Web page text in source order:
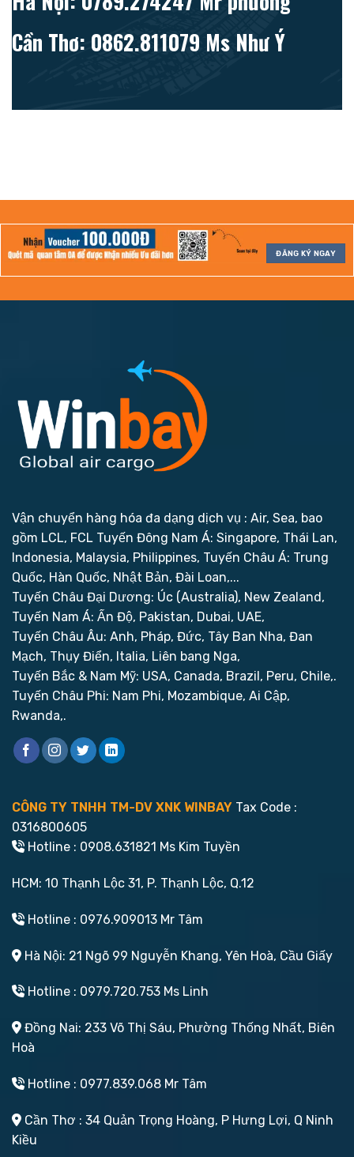
Cần Thơ: 0862.811079 Ms Như Ý
ĐĂNG KÝ NGAY
Vận chuyển hàng hóa đa dạng dịch vụ : Air, Sea, bao
gồm LCL, FCL Tuyến Đông Nam Á: Singapore, Thái Lan,
Indonesia, Malaysia, Philippines, Tuyến Châu Á: Trung
Quốc, Hàn Quốc, Nhật Bản, Đài Loan,...
Tuyến Châu Đại Dương: Úc (Australia), New Zealand,
Tuyến Nam Á: Ấn Độ, Pakistan, Dubai, UAE,
Tuyến Châu Âu: Anh, Pháp, Đức, Tây Ban Nha, Đan
Mạch, Thụy Điển, Italia, Liên bang Nga,
Tuyến Bắc & Nam Mỹ: USA, Canada, Brazil, Peru, Chile,.
Tuyến Châu Phi: Nam Phi, Mozambique, Ai Cập,
Rwanda,.
CÔNG TY TNHH TM-DV XNK WINBAY Tax Code :
0316800605
Hotline : 0908.631821 Ms Kim Tuyền
HCM: 10 Thạnh Lộc 31, P. Thạnh Lộc, Q.12
Hotline : 0976.909013 Mr Tâm
Hà Nội: 21 Ngõ 99 Nguyễn Khang, Yên Hoà, Cầu Giấy
Hotline : 0979.720.753 Ms Linh
Đồng Nai: 233 Võ Thị Sáu, Phường Thống Nhất, Biên
Hoà
Hotline : 0977.839.068 Mr Tâm
Cần Thơ : 34 Quản Trọng Hoàng, P Hưng Lợi, Q Ninh
Kiều